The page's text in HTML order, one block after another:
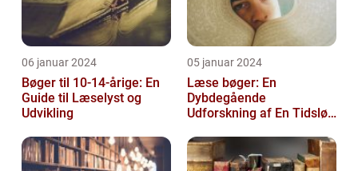
06 januar 2024
Bøger til 10-14-årige: En
Guide til Læselyst og
Udvikling
05 januar 2024
Læse bøger: En
Dybdegående
Udforskning af En Tidsløs